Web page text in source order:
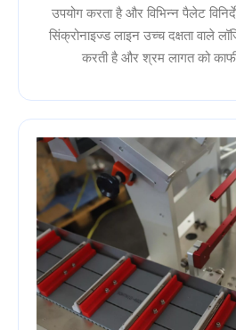
उपयोग करता है और विभिन्न पैलेट
सिंक्रोनाइज्ड लाइन उच्च दक्षता वाले
करती है और श्रम लागत को